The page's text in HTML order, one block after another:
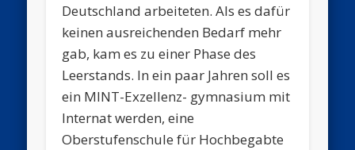
Deutschland arbeiteten. Als es dafür
keinen ausreichenden Bedarf mehr
gab, kam es zu einer Phase des
Leerstands. In ein paar Jahren soll es
ein MINT-Exzellenz- gymnasium mit
Internat werden, eine
Oberstufenschule für Hochbegabte